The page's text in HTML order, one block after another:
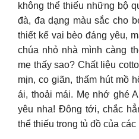
không thể thiếu những bộ
đà, đa dạng màu sắc cho
thiết kế vai bèo đáng yêu,
chúa nhỏ nhà mình càng
mẹ thấy sao? Chất liệu
mịn, co giãn, thấm hút mồ
ái, thoải mái. Mẹ nhớ ghé
yêu nha! Đông tới, chắc
thể thiếu trong tủ đồ của